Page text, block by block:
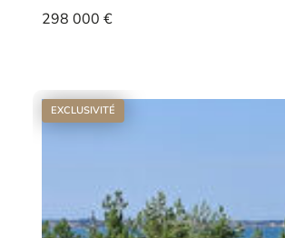
298 000 €
EXCLUSIVITÉ